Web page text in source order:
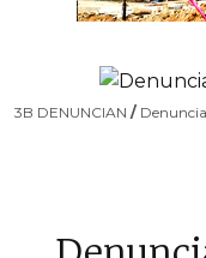
3B DENUNCIAN /